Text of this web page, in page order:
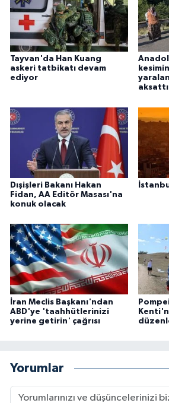
Tayvan'da Han Kuang
askeri tatbikatı devam
ediyor
aksattı
Dışişleri Bakanı Hakan
Fidan, AA Editör Masası'na
konuk olacak
İran Meclis Başkanı'ndan
ABD'ye 'taahhütlerinizi
yerine getirin' çağrısı
Yorumlar